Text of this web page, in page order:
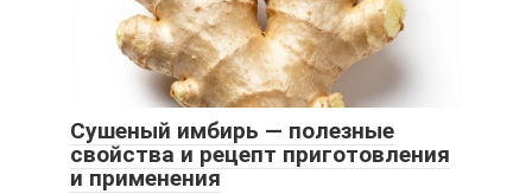
Сушеный имбирь — полезные
свойства и рецепт приготовления
и применения